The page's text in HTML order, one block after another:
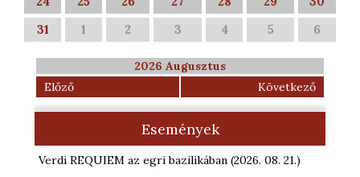
31
1 2 3 4 5 6
2026 Augusztus
Előző
Következő
Események
Verdi REQUIEM az egri bazilikában (2026. 08. 21.)